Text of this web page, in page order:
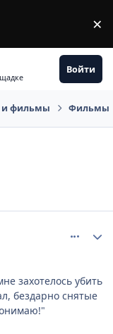
×
Войти
и фильмы Фильмы
захотелось убить
бездарно снятые